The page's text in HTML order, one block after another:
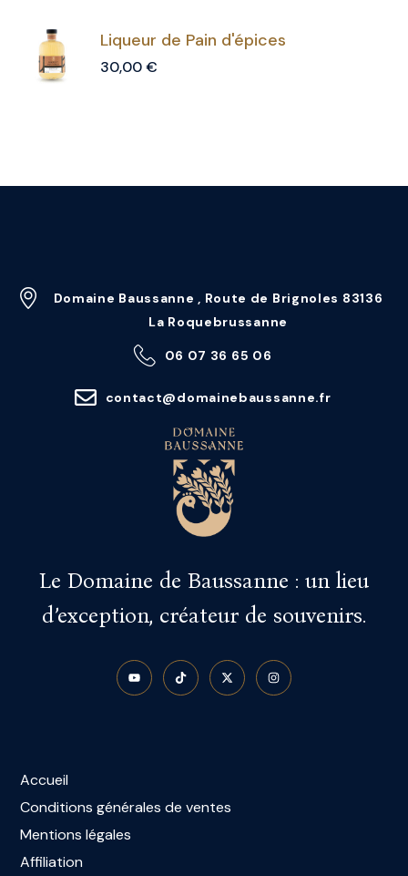
Liqueur de Pain d'épices
30,00€
Domaine Baussanne , Route de Brignoles 83136
La Roquebrussanne
06 07 36 65 06
contact@domainebaussanne.fr
Le Domaine de Baussanne : un lieu
d’exception, créateur de souvenirs.
Accueil
Conditions générales de ventes
Mentions légales
Affiliation